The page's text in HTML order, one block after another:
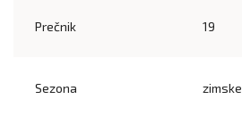
Prečnik 19
Sezona zimske